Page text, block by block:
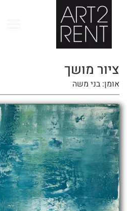
ציור מושך
אומן: בני משה